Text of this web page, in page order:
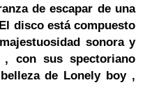
de escapar de una
El disco está compuesto
sonora y
con sus spectoriano
de Lonely boy ,